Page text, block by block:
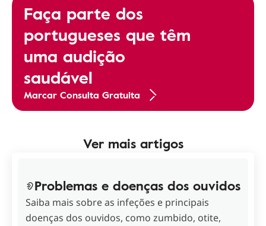
Faça parte dos
portugueses que têm
uma audição
saudável
Marcar Consulta Gratuita
Ver mais artigos
Problemas e doenças dos ouvidos
Saiba mais sobre as infeções e principais
doenças dos ouvidos, como zumbido, otite,